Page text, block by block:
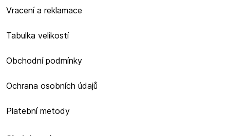
Vracení a reklamace
Tabulka velikostí
Obchodní podmínky
Ochrana osobních údajů
Platební metody